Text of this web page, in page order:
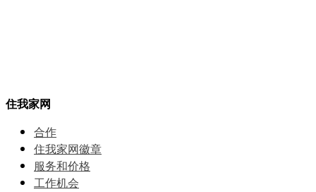
住我家网
合作
住我家网徽章
服务和价格
⼯作机会